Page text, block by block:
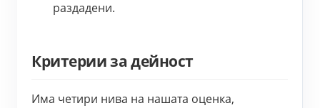
раздадени.
Критерии за дейност
Има четири нива на нашата оценка,